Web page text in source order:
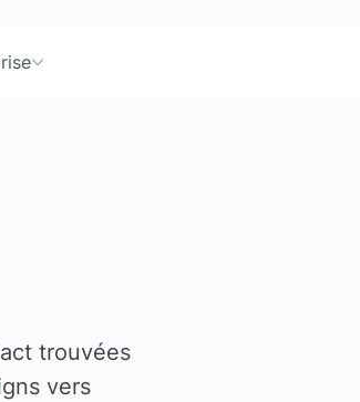
trouvées
vers